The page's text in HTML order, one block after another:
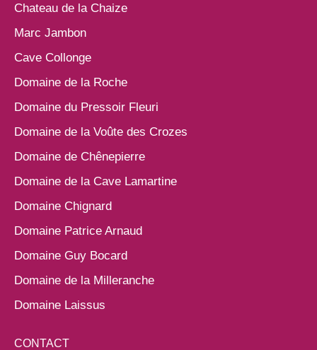
Chateau de la Chaize
Marc Jambon
Cave Collonge
Domaine de la Roche
Domaine du Pressoir Fleuri
Domaine de la Voûte des Crozes
Domaine de Chênepierre
Domaine de la Cave Lamartine
Domaine Chignard
Domaine Patrice Arnaud
Domaine Guy Bocard
Domaine de la Milleranche
Domaine Laissus
CONTACT